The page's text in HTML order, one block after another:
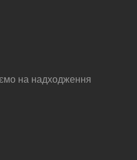
на надходження